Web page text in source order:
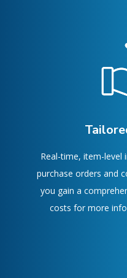
Real-time, item-level
purchase orders and
you gain a
costs for more